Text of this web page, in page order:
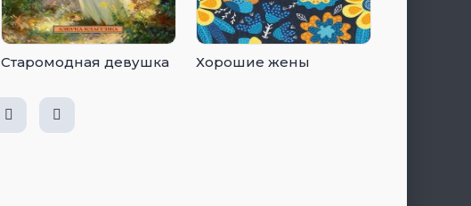
Старомодная девушка Хорошие жены